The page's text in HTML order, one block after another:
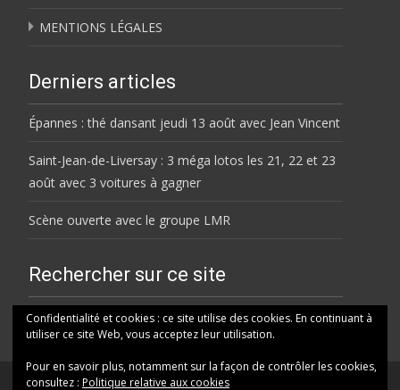
MENTIONS LÉGALES
Derniers articles
Épannes : thé dansant jeudi 13 août avec Jean Vincent
Saint-Jean-de-Liversay : 3 méga lotos les 21, 22 et 23
août avec 3 voitures à gagner
Scène ouverte avec le groupe LMR
Rechercher sur ce site
Rechercher
Confidentialité et cookies : ce site utilise des cookies. En continuant à
utiliser ce site Web, vous acceptez leur utilisation.
Pour en savoir plus, notamment sur la façon de contrôler les cookies,
consultez : Politique relative aux cookies